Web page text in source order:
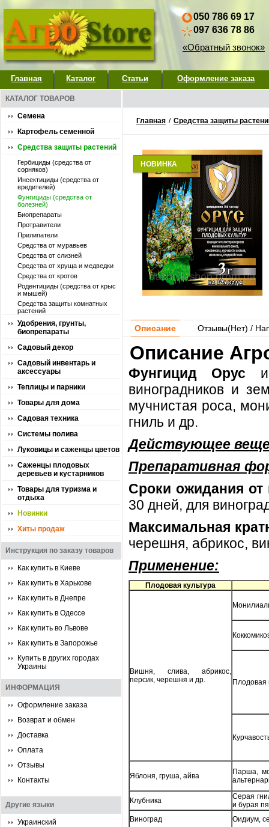
050 786 69 17
097 636 78 86
«Обратный звонок»
Главная Каталог Статьи Оформление заказа
КАТАЛОГ ТОВАРОВ
Семена
Картофель семенной
Средства защиты растений
Гербициды (средства от
сорняков)
Инсектициды (средства от
вредителей)
Фунгициды (средства от
болезней)
Биопрепараты
Протравители
Прилипатели
Средства от муравьев
Средства от слизней
Средства от хруща и медведки
Средства от кротов
Родентициды (средства от крыс
и мышей)
Средства защиты комнатных
растений
Удобрения, грунты,
биопрепараты
Садовый декор
Садовый инвентарь и
аксессуары
Теплицы и парники
Товары для дома
Садовая техника
Системы полива
Луковицы и саженцы цветов
Саженцы плодовых
деревьев и кустарников
Товары для туризма и
отдыха
Новинки
Хиты продаж
Инструкция по заказу товаров
Как купить в Киеве
Как купить в Харькове
Как купить в Днепре
Как купить в Одессе
Как купить во Львове
Как купить в Запорожье
Купить в других городах
Украины
ИНФОРМАЦИЯ
Оформление заказа
Возврат и обмен
Доставка
Оплата
Отзывы
Контакты
Другие языки
Украинский
Главная / Средства защиты
НОВИНКА
Описание Отзывы(Нет) /
Описание
Фунгицид Орус
виноградников и
мучнистая роса,
гниль и др.
Действующее
Препаративная
Сроки ожидания от
30 дней, для
Максимальная
черешня, абрикос,
Применение:
Плодовая культура
Вишня, слива, абрикос,
персик, черешня и др.
Плодовая
Яблоня, груша, айва
Парша,
Клубника
Серая
и бурая
Виноград
Оидиум,